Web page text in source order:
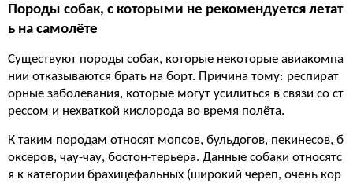
Породы собак, с которыми не рекомендуется летат
ь на самолёте
Существуют породы собак, которые некоторые авиакомпа
нии отказываются брать на борт. Причина тому: респират
орные заболевания, которые могут усилиться в связи со ст
рессом и нехваткой кислорода во время полёта.
К таким породам относят мопсов, бульдогов, пекинесов, б
оксеров, чау-чау, бостон-терьера. Данные собаки относятс
я к категории брахицефальных (широкий череп, очень кор